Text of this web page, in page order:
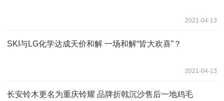
2021-04-13
SKI与LG化学达成天价和解 一场和解“皆大欢喜”？
2021-04-13
长安铃木更名为重庆铃耀 品牌折戟沉沙售后一地鸡毛